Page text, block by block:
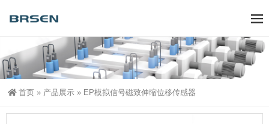
首页 » 产品展示 » EP模拟信号磁致伸缩位移传感器